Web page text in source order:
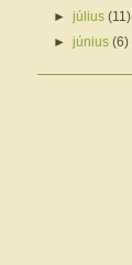
►július(11)
►június(6)